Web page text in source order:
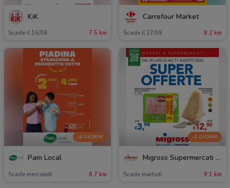
KiK
Scade il 16/08 7.5 km
Carrefour Market
Scade il 27/09 8.2 km
-4 GIORNI
Pam Local
Scade mercoledì 8.7 km
-3 GIORNI
Migross Supermercati & Market
Scade martedì 9.1 km